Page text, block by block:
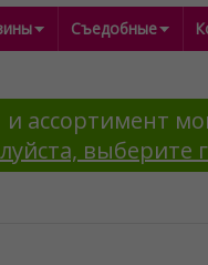
Съедобные
ассортимент
выберите